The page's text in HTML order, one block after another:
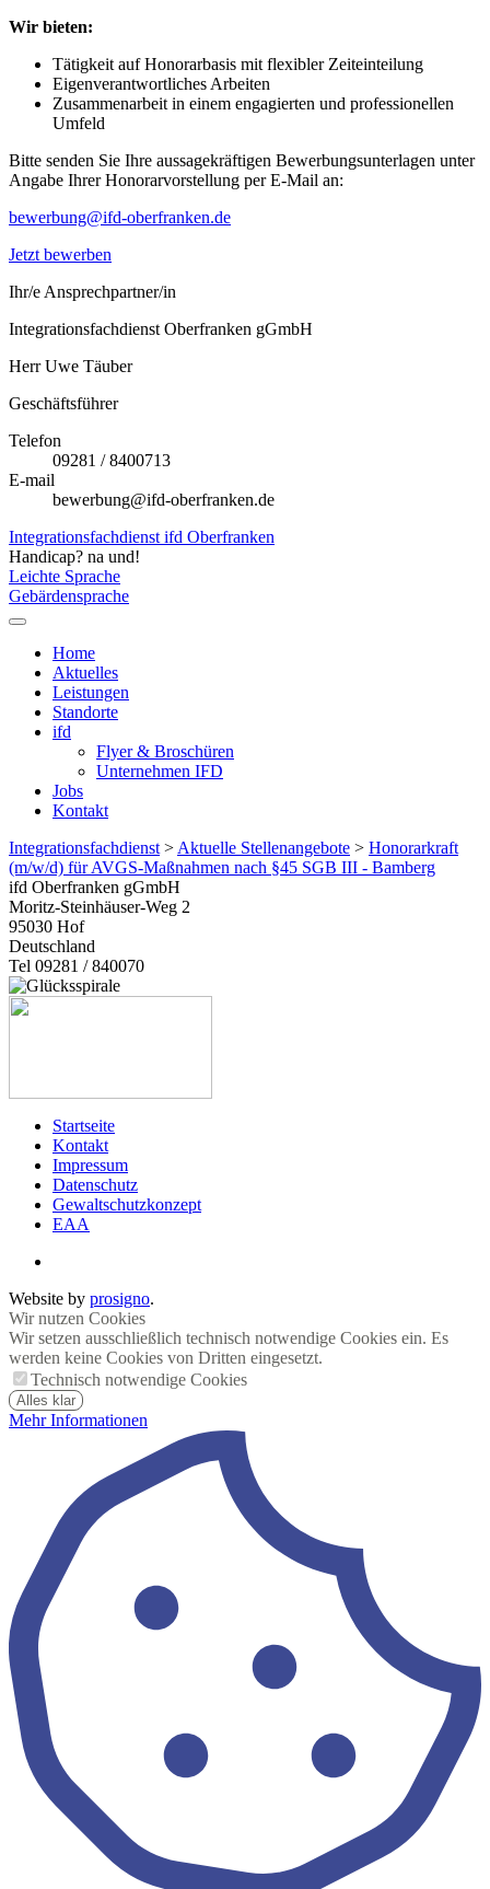
Wir bieten:
Tätigkeit auf Honorarbasis mit flexibler Zeiteinteilung
Eigenverantwortliches Arbeiten
Zusammenarbeit in einem engagierten und professionellen
Umfeld
Bitte senden Sie Ihre aussagekräftigen Bewerbungsunterlagen unter
Angabe Ihrer Honorarvorstellung per E-Mail an:
bewerbung@ifd-oberfranken.de
Jetzt bewerben
Ihr/e Ansprechpartner/in
Integrationsfachdienst Oberfranken gGmbH
Herr Uwe Täuber
Geschäftsführer
Telefon
09281 / 8400713
E-mail
bewerbung@ifd-oberfranken.de
Integrationsfachdienst ifd Oberfranken
Handicap? na und!
Leichte Sprache
Gebärdensprache
Home
Aktuelles
Leistungen
Standorte
ifd
Flyer & Broschüren
Unternehmen IFD
Jobs
Kontakt
Integrationsfachdienst > Aktuelle Stellenangebote > Honorarkraft
(m/w/d) für AVGS-Maßnahmen nach §45 SGB III - Bamberg
ifd Oberfranken gGmbH
Moritz-Steinhäuser-Weg 2
95030 Hof
Deutschland
Tel 09281 / 840070
Startseite
Kontakt
Impressum
Datenschutz
Gewaltschutzkonzept
EAA
Website by prosigno.
Wir nutzen Cookies
Wir setzen ausschließlich technisch notwendige Cookies ein. Es
werden keine Cookies von Dritten eingesetzt.
Technisch notwendige Cookies
Alles klar
Mehr Informationen